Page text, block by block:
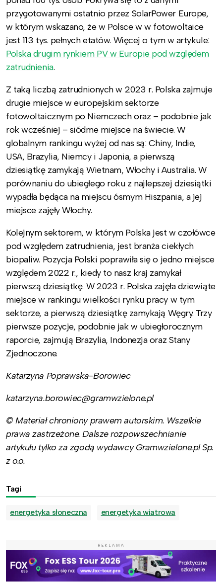
przygotowanymi ostatnio przez SolarPower Europe,
w którym wskazano, że w Polsce w w fotowoltaice
jest 113 tys. pełnych etatów. Więcej o tym w artykule:
Polska drugim rynkiem PV w Europie pod względem
zatrudnienia.
Z taką liczbą zatrudnionych w 2023 r. Polska zajmuje
drugie miejsce w europejskim sektorze
fotowoltaicznym po Niemczech oraz – podobnie jak
rok wcześniej – siódme miejsce na świecie. W
globalnym rankingu wyżej od nas są: Chiny, Indie,
USA, Brazylia, Niemcy i Japonia, a pierwszą
dziesiątkę zamykają Wietnam, Włochy i Australia. W
porównaniu do ubiegłego roku z najlepszej dziesiątki
wypadła będąca na miejscu ósmym Hiszpania, a jej
miejsce zajęły Włochy.
Kolejnym sektorem, w którym Polska jest w czołówce
pod względem zatrudnienia, jest branża ciekłych
biopaliw. Pozycja Polski poprawiła się o jedno miejsce
względem 2022 r., kiedy to nasz kraj zamykał
pierwszą dziesiątkę. W 2023 r. Polska zajęła dziewiąte
miejsce w rankingu wielkości rynku pracy w tym
sektorze, a pierwszą dziesiątkę zamykają Węgry. Trzy
pierwsze pozycje, podobnie jak w ubiegłorocznym
raporcie, zajmują Brazylia, Indonezja oraz Stany
Zjednoczone.
Katarzyna Poprawska-Borowiec
katarzyna.borowiec@gramwzielone.pl
© Materiał chroniony prawem autorskim. Wszelkie
prawa zastrzeżone. Dalsze rozpowszechnianie
artykułu tylko za zgodą wydawcy Gramwzielone.pl Sp.
z o.o.
Tagi
energetyka słoneczna energetyka wiatrowa
REKLAMA